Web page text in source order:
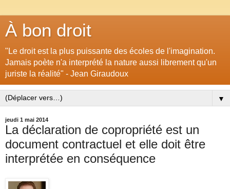
À bon droit
"Le droit est la plus puissante des écoles de l'imagination.
Jamais poète n'a interprété la nature aussi librement qu'un
juriste la réalité" - Jean Giraudoux
▼
jeudi 1 mai 2014
La déclaration de copropriété est un
document contractuel et elle doit être
interprétée en conséquence